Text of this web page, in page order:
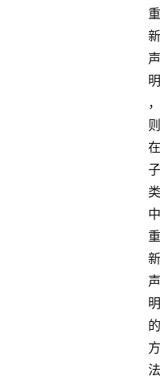
重
新
声
明
，
则
在
子
类
中
重
新
声
明
的
方
法